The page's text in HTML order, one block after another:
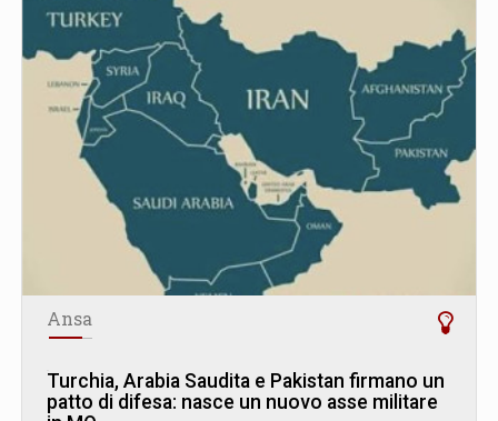
Ansa
Turchia, Arabia Saudita e Pakistan firmano un
patto di difesa: nasce un nuovo asse militare